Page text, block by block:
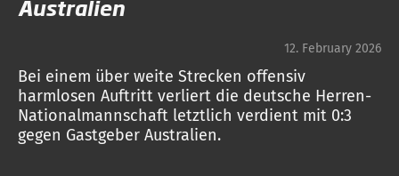
Australien
12. February 2026
Bei einem über weite Strecken offensiv
harmlosen Auftritt verliert die deutsche Herren-
Nationalmannschaft letztlich verdient mit 0:3
gegen Gastgeber Australien.